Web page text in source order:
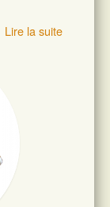
Lire la suite